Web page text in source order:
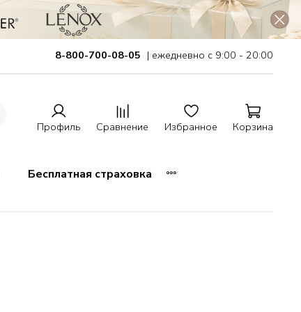
8-800-700-08-05 | ежедневно с 9:00 - 20:00
Профиль Сравнение Избранное Корзина
Бесплатная страховка